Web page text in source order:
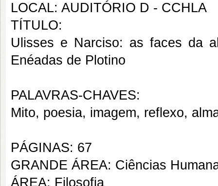
LOCAL: AUDITÓRIO D - CCHLA
TÍTULO:
Ulisses e Narciso: as faces da
Enéadas de Plotino
PALAVRAS-CHAVES:
Mito, poesia, imagem, reflexo,
PÁGINAS: 67
GRANDE ÁREA: Ciências
ÁREA: Filosofia